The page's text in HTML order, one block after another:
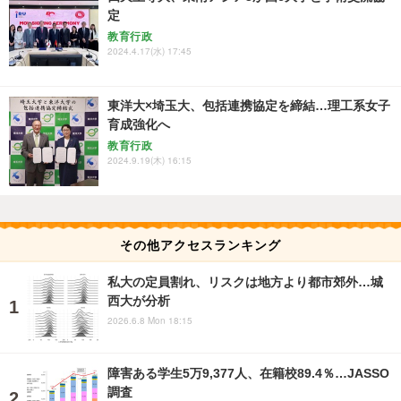
定
教育行政
2024.4.17(水) 17:45
東洋大×埼玉大、包括連携協定を締結…理工系女子
育成強化へ
教育行政
2024.9.19(木) 16:15
その他アクセスランキング
私大の定員割れ、リスクは地方より都市郊外…城
西大が分析
2026.6.8 Mon 18:15
障害ある学生5万9,377人、在籍校89.4％…JASSO
調査